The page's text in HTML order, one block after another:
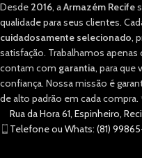
Desde 2016, aArmazém Recife
qualidade para seus clientes.
cuidadosamente selecionado,
satisfação. Trabalhamos
contam com garantia, para que
confiança. Nossa missão é
de alto padrão em cada compra.
Rua da Hora 61, Espinheiro,
Telefone ou Whats: (81)